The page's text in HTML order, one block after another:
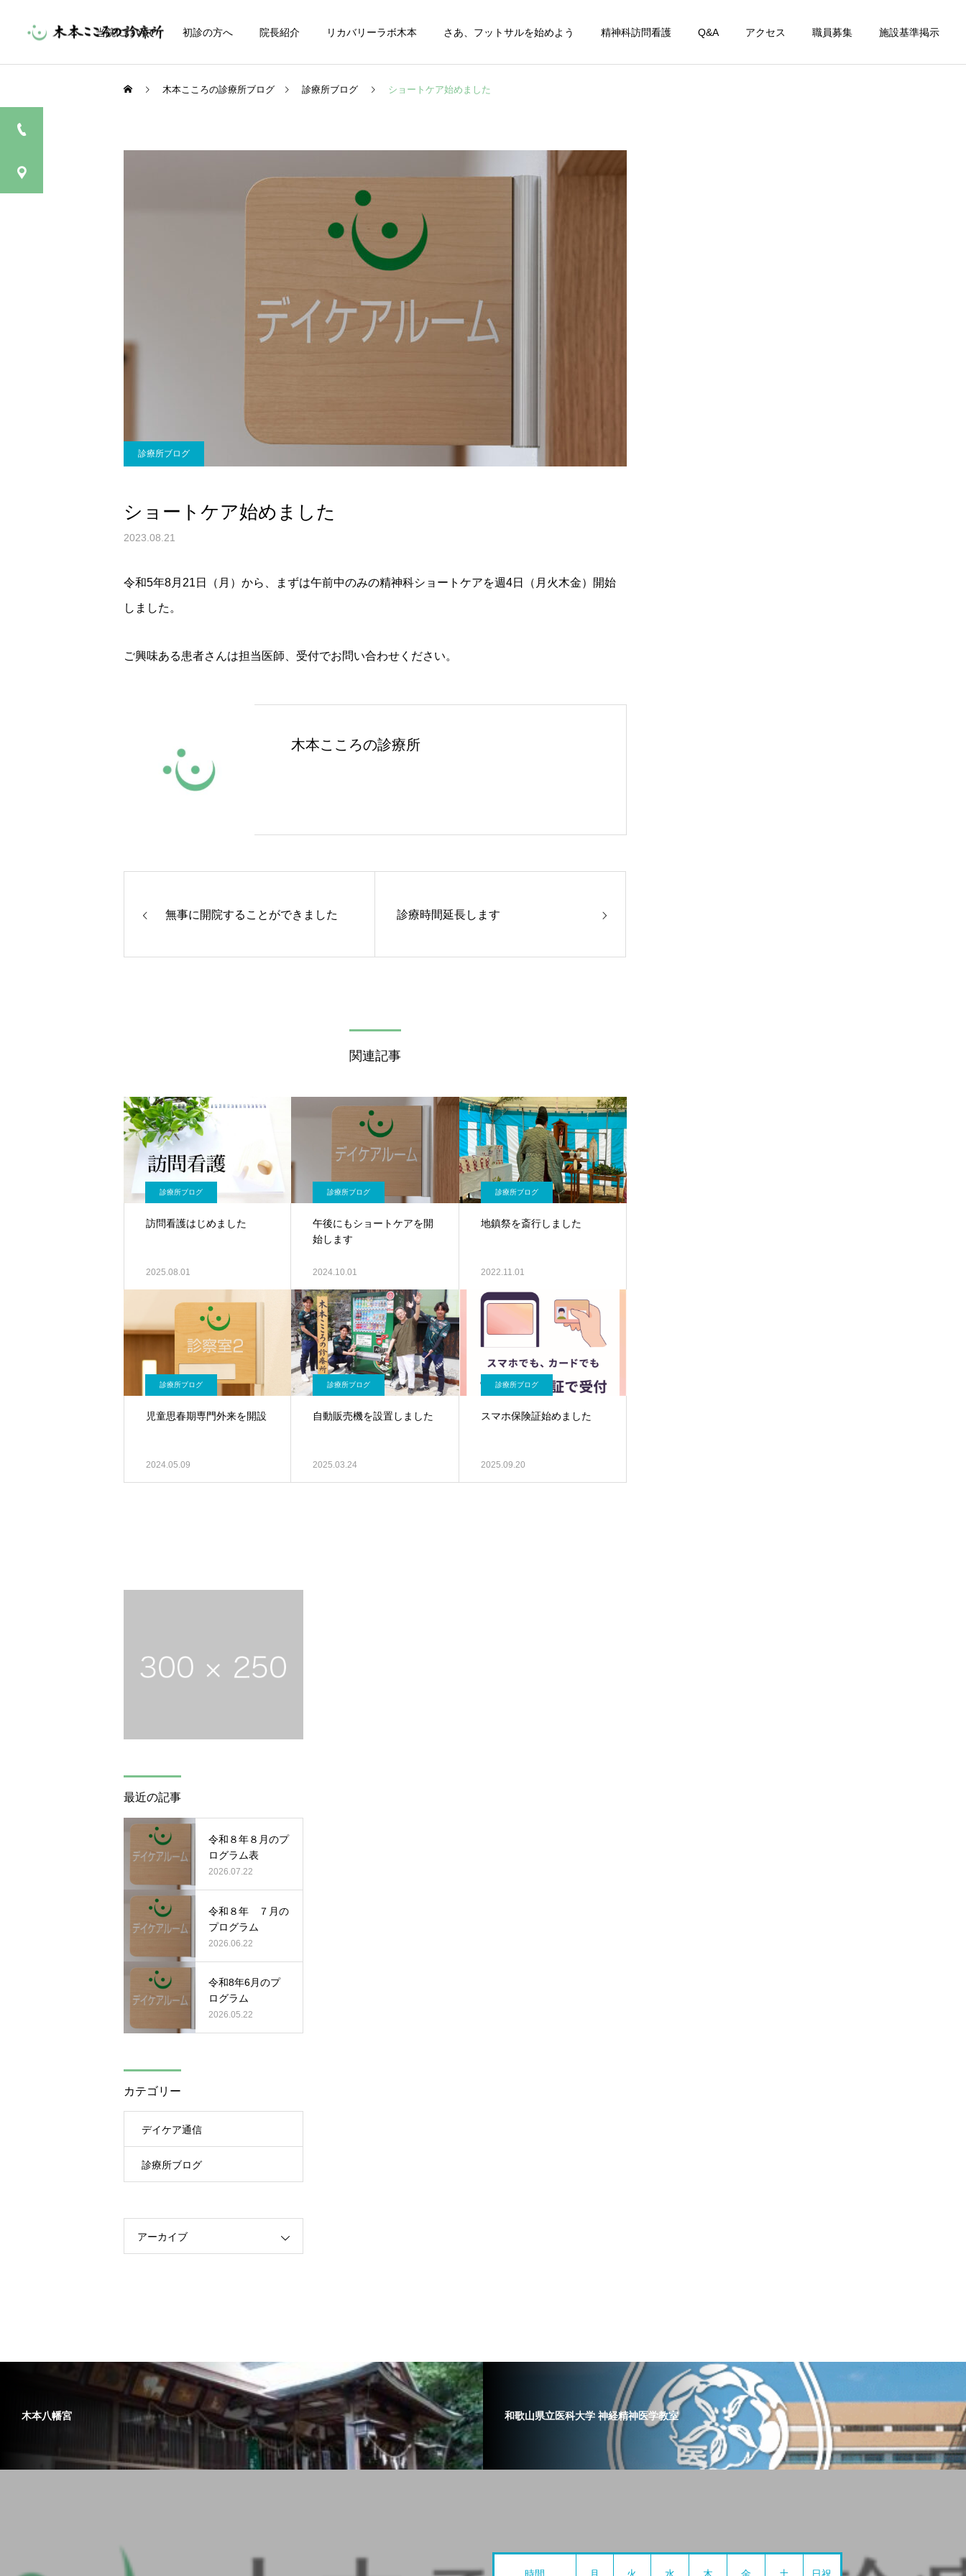
当院について 初診の方へ 院長紹介 リカバリーラボ木本 さあ、フットサルを始めよう 精神科訪問看護 Q&A アクセス 職員募集 施設基準掲示
木本こころの診療所ブログ 診療所ブログ ショートケア始めました
診療所ブログ
ショートケア始めました
2023.08.21
令和5年8月21日（月）から、まずは午前中のみの精神科ショートケアを週4日（月火木金）開始
しました。
ご興味ある患者さんは担当医師、受付でお問い合わせください。
木本こころの診療所
無事に開院することができました 診療時間延長します
関連記事
診療所ブログ
訪問看護はじめました
2025.08.01
診療所ブログ
午後にもショートケアを開
始します
2024.10.01
診療所ブログ
地鎮祭を斎行しました
2022.11.01
診療所ブログ
児童思春期専門外来を開設
2024.05.09
診療所ブログ
自動販売機を設置しました
2025.03.24
診療所ブログ
スマホ保険証始めました
2025.09.20
最近の記事
令和８年８月のプ
ログラム表
2026.07.22
令和８年 ７月の
プログラム
2026.06.22
令和8年6月のプ
ログラム
2026.05.22
カテゴリー
デイケア通信
診療所ブログ
アーカイブ
木本八幡宮 和歌山県立医科大学 神経精神医学教室